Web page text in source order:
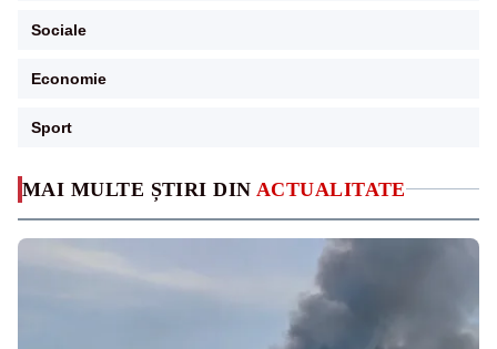
MAI MULTE ȘTIRI DIN ACTUALITATE
Sociale
Economie
Sport